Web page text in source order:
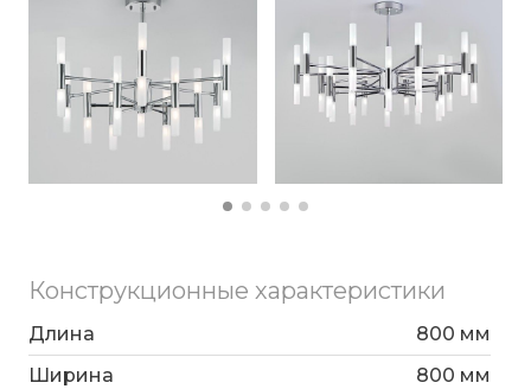
Подробнее о системе Minimir Home
Скачать приложение Minimir Home
Конструкционные характеристики
Длина
800 мм
Ширина
800 мм